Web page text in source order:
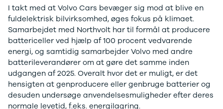
Scenic
Electric
Modeller
Anmeldelser
Privatleasing
Tilbud
Zeekr
X
Modeller
Anmeldelser
Custom 320S
Tourneo
Custom 340L
Honda
Se alle Honda
Jazz
Civic
Accord
CR-V
Hyundai
I takt med at Volvo Cars bevæger sig mod at blive en
fuldelektrisk bilvirksomhed, øges fokus på klimaet.
Samarbejdet med Northvolt har til formål at producere
battericeller ved hjælp af 100 procent vedvarende
energi, og samtidig samarbejder Volvo med andre
batterileverandører om at gøre det samme inden
udgangen af 2025. Overalt hvor det er muligt, er det
hensigten at genproducere eller genbruge batterier og
desuden undersøge anvendelsesmuligheder efter deres
normale levetid, f.eks. energilagring.